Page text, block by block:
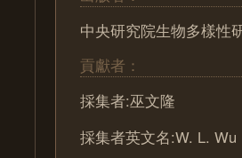
中央研究院生物多樣性
貢獻者：
採集者:巫文隆
採集者英文名:W. L. Wu